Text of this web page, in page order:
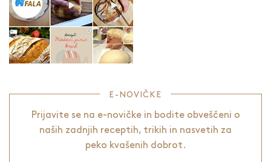
E-NOVIČKE
Prijavite se na e-novičke in bodite obveščeni o
naših zadnjih receptih, trikih in nasvetih za
peko kvašenih dobrot.